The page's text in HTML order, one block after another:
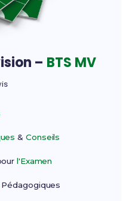
– BTS MV
&Conseils
l'Examen
Pédagogiques